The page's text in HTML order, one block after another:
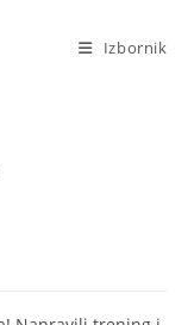
Izbornik